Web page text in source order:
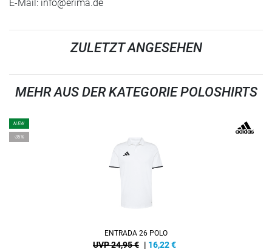
E-Mail: info@erima.de
ZULETZT ANGESEHEN
MEHR AUS DER KATEGORIE POLOSHIRTS
NEW
-35%
ENTRADA 26 POLO
UVP 24,95 € | 16,22€